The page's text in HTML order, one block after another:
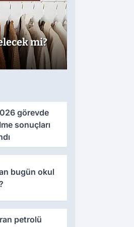
mi?
görevde
sonuçları
bugün okul
petrolü